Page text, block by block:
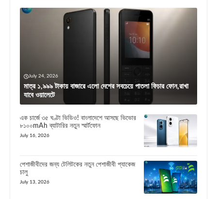
July 24, 2026
মাত্র ১,৯৯৯ টাকায় বাজারে এলো দেশের সবচেয়ে পাতলা ফিচার ফোন,রাখা
যাবে ওয়ালেটে
এক চার্জে ৩৫ ঘণ্টা ভিডিও! বাংলাদেশে আসছে ভিভোর
৮১০০mAh ব্যাটারির নতুন স্মার্টফোন
July 16, 2026
পেশাজীবীদের জন্য টেলিটকের নতুন পেশাজীবী প্যাকেজ
চালু
July 13, 2026